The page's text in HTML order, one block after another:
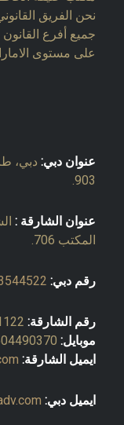
نحن الفريق
جميع أفرع
على مستوى
عنوان دبي: دبي،
903.
عنوان الشارقة :
المكتب 706.
رقم دبي:
رقم الشارقة:
موبايل:
ايميل الشارقة:
ايميل دبي: